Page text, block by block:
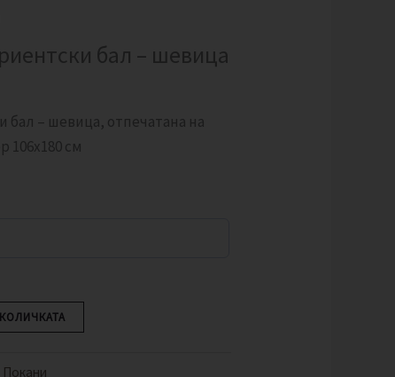
бал – шевица
бал – шевица, отпечатана на
106х180 см
Покани